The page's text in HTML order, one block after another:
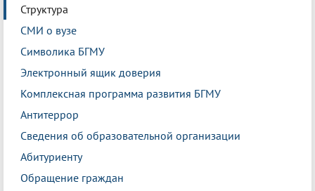
Структура
СМИ о вузе
Символика БГМУ
Электронный ящик доверия
Комплексная программа развития БГМУ
Антитеррор
Сведения об образовательной организации
Абитуриенту
Обращение граждан